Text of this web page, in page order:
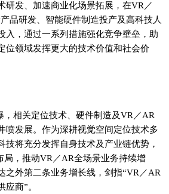
研发、加速商业化场景拓展，在VR／
品研发、智能硬件制造投产及高科技人
入，通过一系列措施强化竞争壁垒，助
位领域发挥更大的技术价值和社会价
，相关定位技术、硬件制造及VR／AR
喷发展。作为深耕视觉空间定位技术多
技将充分发挥自身技术及产业链优势，
局，推动VR／AR全场景业务持续增
之外第二条业务增长线，剑指“VR／AR
商”。